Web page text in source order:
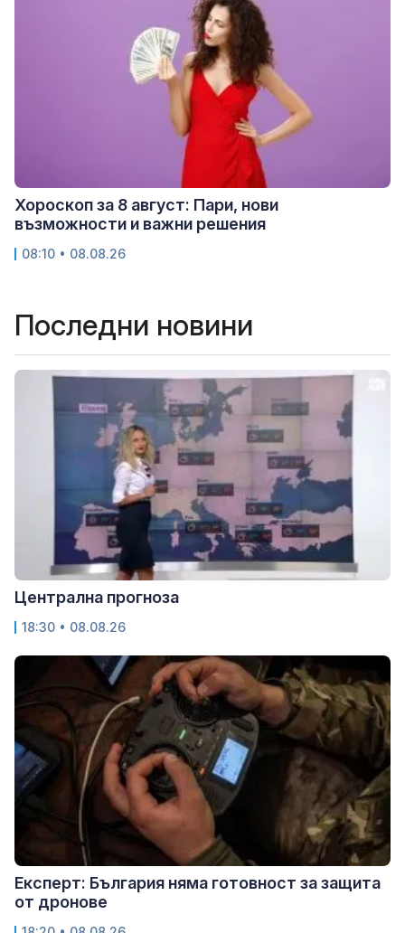
Хороскоп за 8 август: Пари, нови
възможности и важни решения
08:10 • 08.08.26
Последни новини
Централна прогноза
18:30 • 08.08.26
Експерт: България няма готовност за защита
от дронове